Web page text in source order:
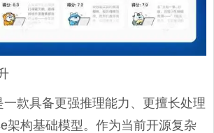
一款具备更强推理能力、更擅长处理
架构基础模型。作为当前开源复杂